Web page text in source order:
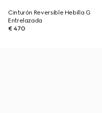
Cinturón Reversible Hebilla G
Entrelazada
€ 470